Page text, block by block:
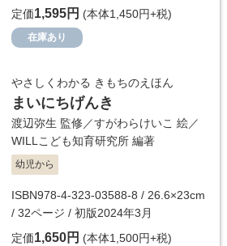
定価1,595円 (本体1,450円+税)
在庫あり
やさしくわかる きもちのえほん
まいにちげんき
渡辺弥生 監修／すがわらけいこ 絵／
WILLこども知育研究所 編著
幼児から
ISBN978-4-323-03588-8 / 26.6×23cm
/ 32ページ / 初版2024年3月
定価1,650円 (本体1,500円+税)